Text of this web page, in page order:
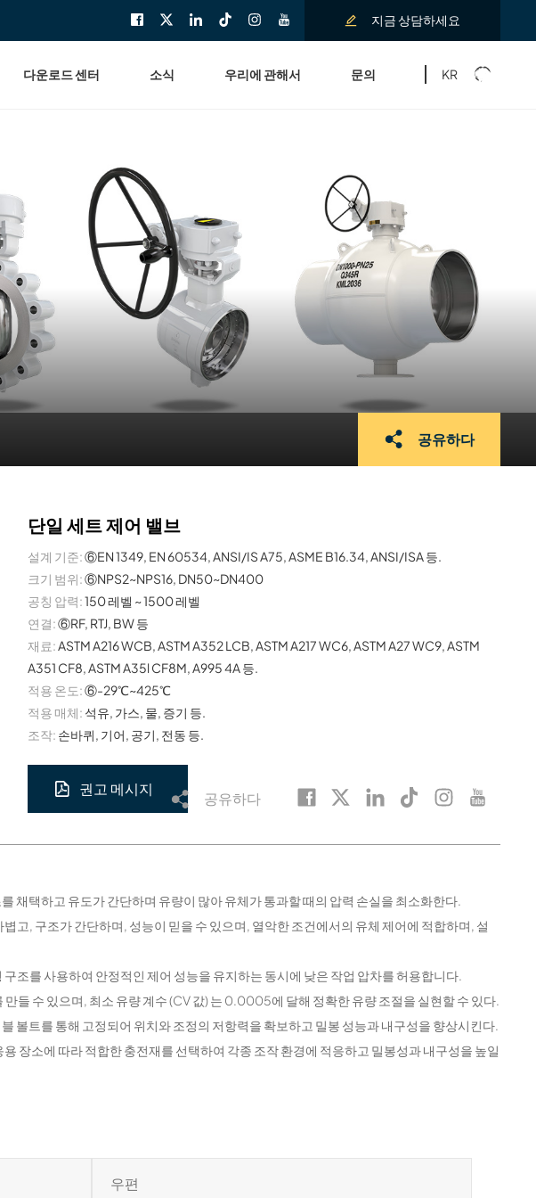
지금 상담하세요
다운로드 센터 소식 우리에 관해서 문의 KR
공유하다
단일 세트 제어 밸브
설계 기준:⑥EN 1349, EN 60534, ANSI/IS A75, ASME B16.34, ANSI/ISA 등.
크기 범위:⑥NPS2~NPS16, DN50~DN400
공칭 압력:150 레벨 ~ 1500 레벨
연결:⑥RF, RTJ, BW 등
재료: ASTM A216 WCB, ASTM A352 LCB, ASTM A217 WC6, ASTM A27 WC9, ASTM
A351 CF8, ASTM A35l CF8M, A995 4A 등.
적용 온도:⑥-29℃~425℃
적용 매체: 석유, 가스, 물, 증기 등.
조작: 손바퀴, 기어, 공기, 전동 등.
권고 메시지
공유하다
채택하고 유도가 간단하며 유량이 많아 유체가 통과할 때의 압력 손실을 최소화한다.
고, 구조가 간단하며, 성능이 믿을 수 있으며, 열악한 조건에서의 유체 제어에 적합하며, 설
조를 사용하여 안정적인 제어 성능을 유지하는 동시에 낮은 작업 압차를 허용합니다.
들 수 있으며, 최소 유량 계수 (CV 값) 는 0.0005에 달해 정확한 유량 조절을 실현할 수 있다.
볼트를 통해 고정되어 위치와 조정의 저항력을 확보하고 밀봉 성능과 내구성을 향상시킨다.
장소에 따라 적합한 충전재를 선택하여 각종 조작 환경에 적응하고 밀봉성과 내구성을 높일